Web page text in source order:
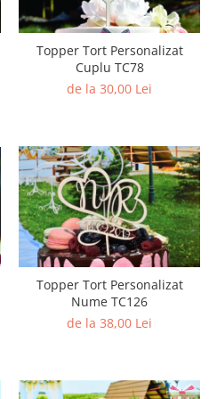
Topper Tort Personalizat
Cuplu TC78
de la 30,00 Lei
Topper Tort Personalizat
Nume TC126
de la 38,00 Lei